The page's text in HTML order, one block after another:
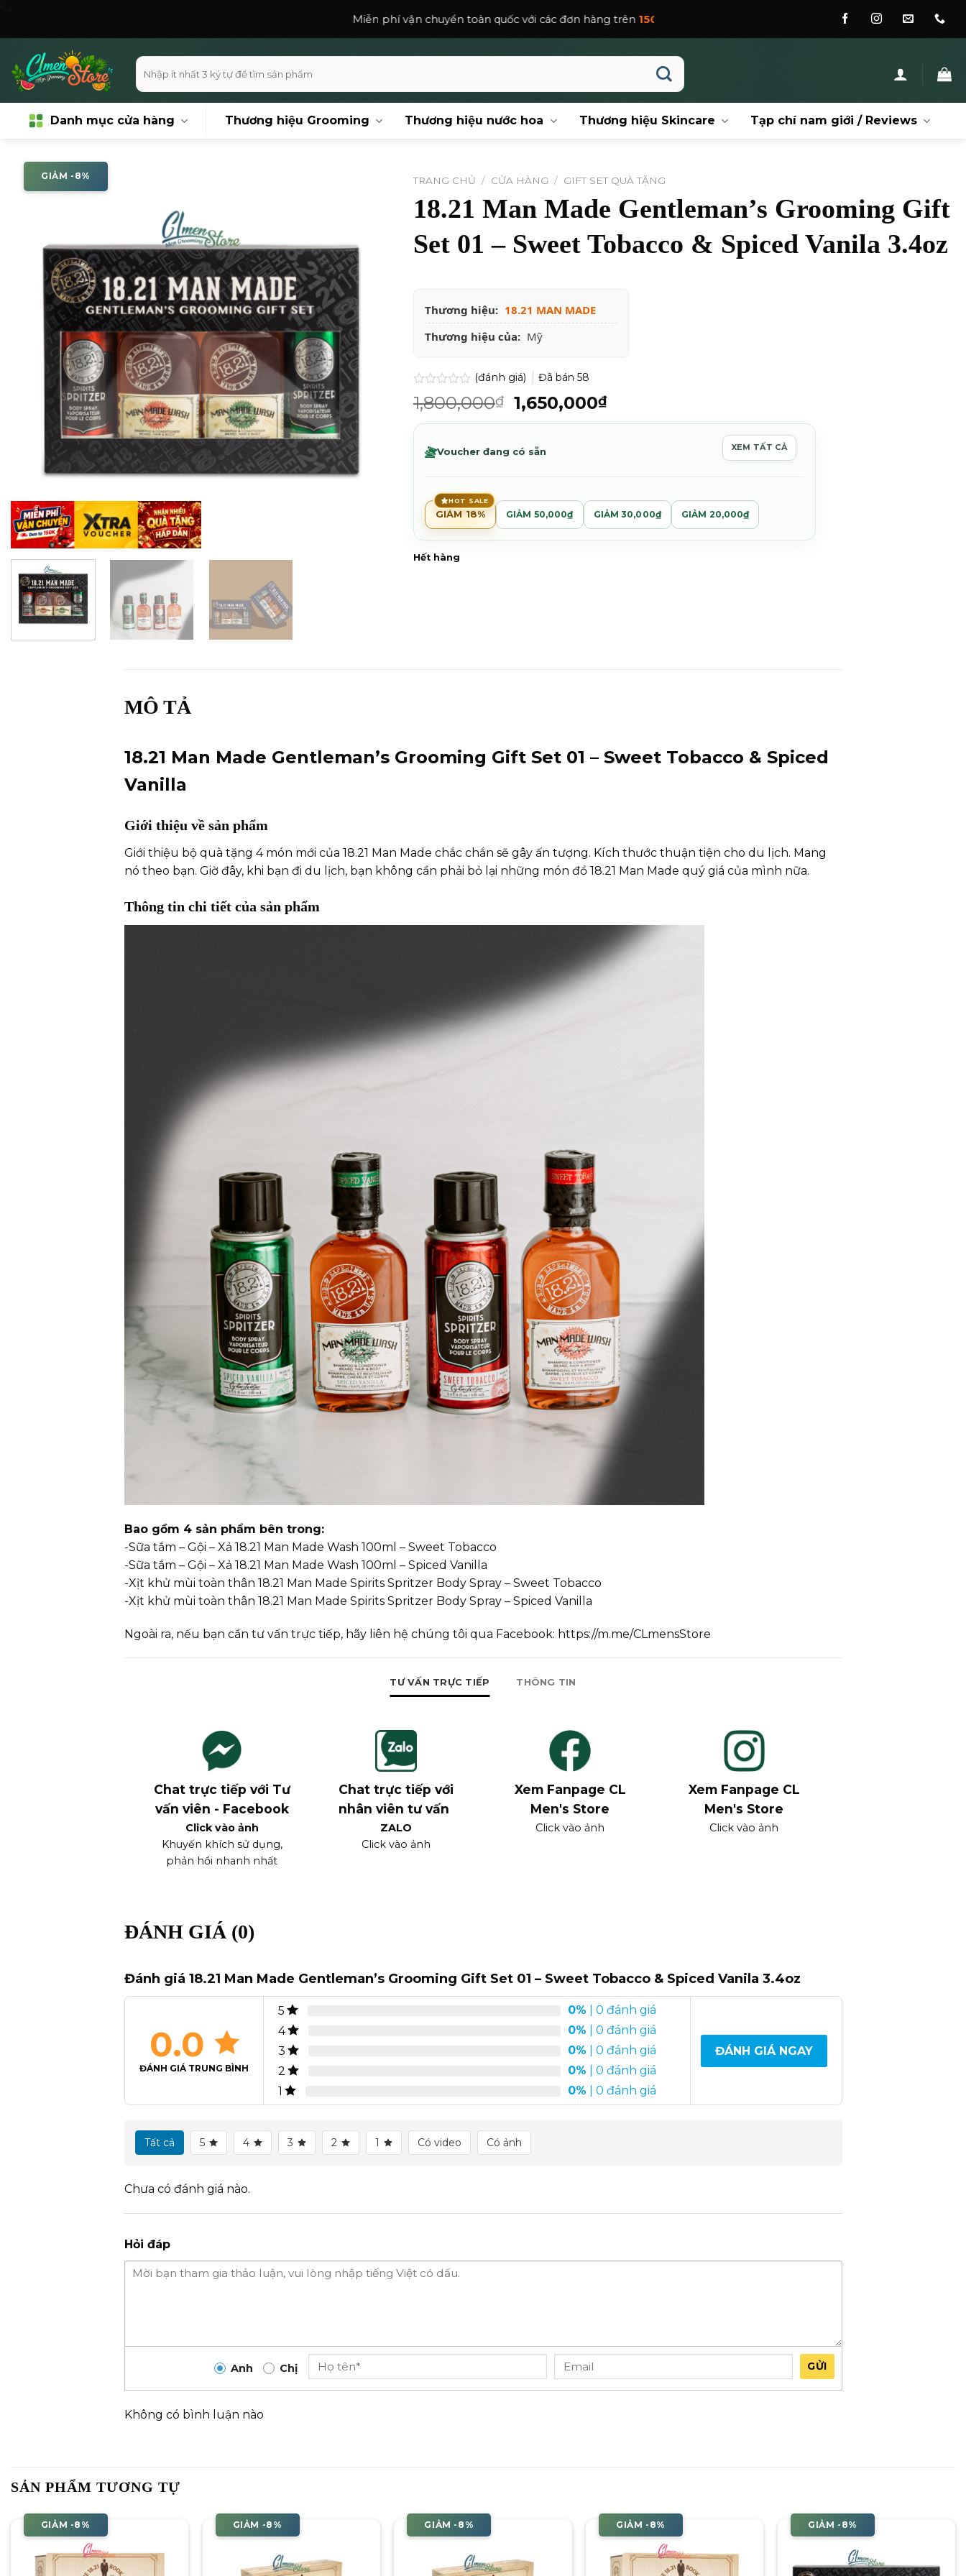
Miễn phí vận chuyển toàn quốc với các đơn hàng trên150,000₫ .
Tìm
kiếm:
Danh mục cửa hàng Thương hiệu Grooming Thương hiệu nước hoa Thương hiệu Skincare Tạp chí nam giới / Reviews
GIẢM -8% TRANG CHỦ / CỬA HÀNG / GIFT SET QUÀ TẶNG
18.21 Man Made Gentleman’s Grooming Gift
Set 01 – Sweet Tobacco & Spiced Vanila 3.4oz
Thương hiệu: 18.21 MAN MADE
Thương hiệu của: Mỹ
Được
xếp
0.0
sao
(đánh giá) Đã bán 58
1,800,000₫
Giá
gốc
1,800,000₫.
1,650,000₫Giá
hiện
Voucher đang có sẵn XEM TẤT CẢ
HOT SALE
GIẢM 18% GIẢM 50,000₫ GIẢM 30,000₫ GIẢM 20,000₫
Hết hàng
MÔ TẢ
18.21 Man Made Gentleman’s Grooming Gift Set 01 – Sweet Tobacco & Spiced
Vanilla
Giới thiệu về sản phẩm
Giới thiệu bộ quà tặng 4 món mới của 18.21 Man Made chắc chắn sẽ gây ấn tượng. Kích thước thuận tiện cho du lịch. Mang
nó theo bạn. Giờ đây, khi bạn đi du lịch, bạn không cần phải bỏ lại những món đồ 18.21 Man Made quý giá của mình nữa.
Thông tin chi tiết của sản phẩm
Bao gồm 4 sản phẩm bên trong:
-Sữa tắm – Gội – Xả 18.21 Man Made Wash 100ml – Sweet Tobacco
-Sữa tắm – Gội – Xả 18.21 Man Made Wash 100ml – Spiced Vanilla
-Xịt khử mùi toàn thân 18.21 Man Made Spirits Spritzer Body Spray – Sweet Tobacco
-Xịt khử mùi toàn thân 18.21 Man Made Spirits Spritzer Body Spray – Spiced Vanilla
Ngoài ra, nếu bạn cần tư vấn trực tiếp, hãy liên hệ chúng tôi qua Facebook: https://m.me/CLmensStore
TƯ VẤN TRỰC TIẾP THÔNG TIN
Chat trực tiếp với Tư
vấn viên - Facebook
Click vào ảnh
Khuyến khích sử dụng,
phản hồi nhanh nhất
Chat trực tiếp với
nhân viên tư vấn
ZALO
Click vào ảnh
Xem Fanpage CL
Men's Store
Click vào ảnh
Xem Fanpage CL
Men's Store
Click vào ảnh
ĐÁNH GIÁ (0)
Đánh giá 18.21 Man Made Gentleman’s Grooming Gift Set 01 – Sweet Tobacco & Spiced Vanila 3.4oz
0.0
ĐÁNH GIÁ TRUNG BÌNH
5 0% | 0 đánh giá
4
0% | 0 đánh giá
3
0% | 0 đánh giá
2
0% | 0 đánh giá
1
0% | 0 đánh giá
ĐÁNH GIÁ NGAY
Tất cả 5 4 3 2 1 Có video Có ảnh
Chưa có đánh giá nào.
Hỏi đáp
Anh Chị GỬI
Không có bình luận nào
SẢN PHẨM TƯƠNG TỰ
GIẢM -8% GIẢM -8% GIẢM -8% GIẢM -8% GIẢM -8%